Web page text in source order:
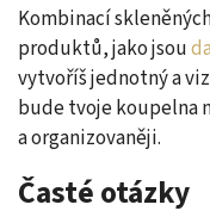
Kombinací
produktů, jako jsou
vytvoříš jednotný a
bude tvoje koupelna
a organizovaněji.
Časté otázky